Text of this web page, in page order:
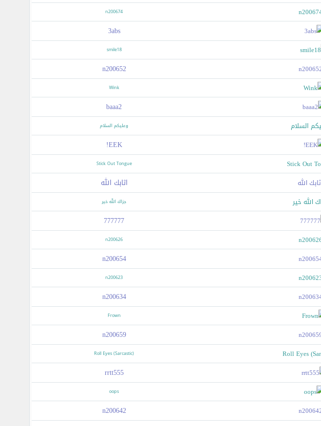
n200674
3abs
smile18
n200652
Wink
baaa2
وعليكم السلام
EEK!
Stick Out Tongue
اثابك الله
جزاك الله خير
777777
n200626
n200654
n200623
n200634
Frown
n200659
Roll Eyes (Sarcastic)
rrtt555
oops
n200642